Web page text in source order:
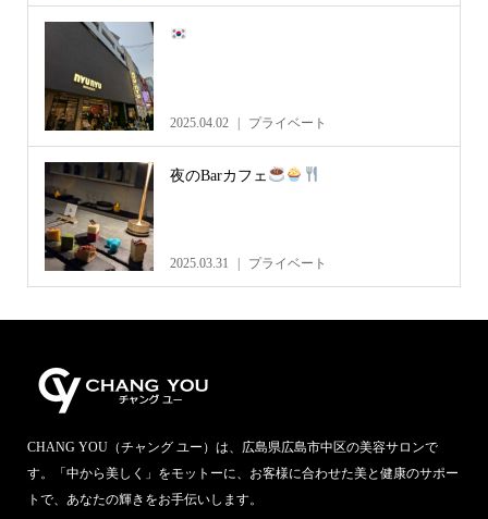
2025.04.02 プライベート
夜のBarカフェ
2025.03.31 プライベート
CHANG YOU（チャング ユー）は、広島県広島市中区の美容サロンで
す。「中から美しく」をモットーに、お客様に合わせた美と健康のサポー
トで、あなたの輝きをお手伝いします。